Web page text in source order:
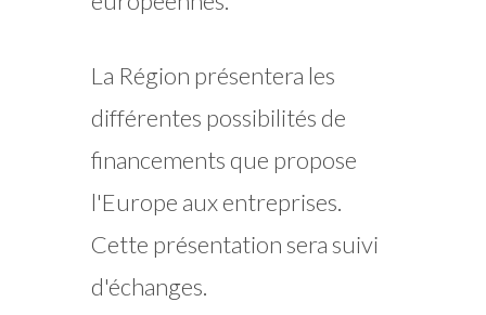
La Région présentera les
différentes possibilités de
financements que propose
l'Europe aux entreprises.
Cette présentation sera suivi
d'échanges.